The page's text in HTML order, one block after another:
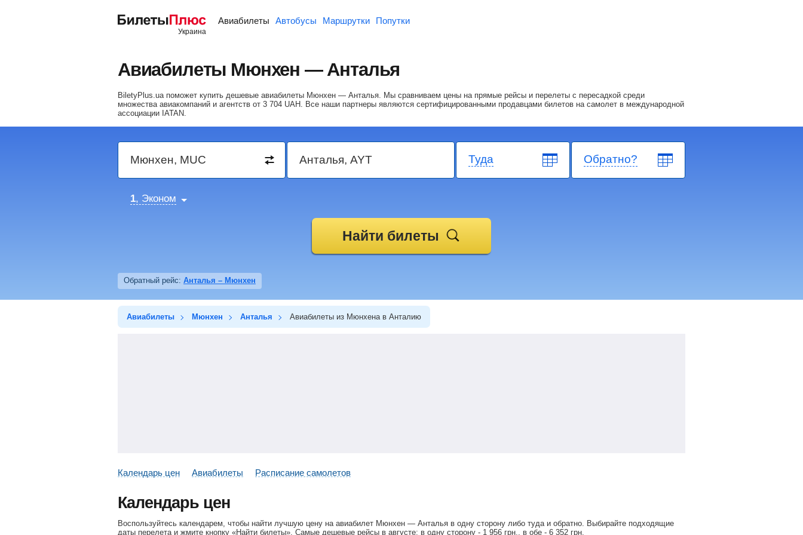
Авиабилеты Автобусы Маршрутки Попутки
Авиабилеты Мюнхен — Анталья
BiletyPlus.ua поможет купить дешевые авиабилеты Мюнхен — Анталья. Мы сравниваем цены на прямые рейсы и перелеты с пересадкой среди
множества авиакомпаний и агентств от 3 704 UAH . Все наши партнеры являются сертифицированными продавцами билетов на самолет в международной
ассоциации IATAN.
Туда Обратно?
1, Эконом
Найти билеты
Обратный рейс: Анталья – Мюнхен
Авиабилеты Мюнхен Анталья Авиабилеты из Мюнхена в Анталию
Календарь цен Авиабилеты Расписание самолетов
Календарь цен
Воспользуйтесь календарем, чтобы найти лучшую цену на авиабилет Мюнхен — Анталья в одну сторону либо туда и обратно. Выбирайте подходящие
даты перелета и жмите кнопку «Найти билеты». Самые дешевые рейсы в августе: в одну сторону - 1 956 грн., в обе - 6 352 грн.